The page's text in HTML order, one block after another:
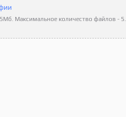
Максимальное количество файлов - 5.